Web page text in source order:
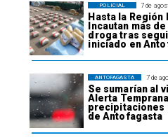
7 de
Hasta la
Incautan más
droga tras
iniciado en
POLICIAL
7 de
Se sumarían al
Alerta
precipitaciones
de Antofagasta
ANTOFAGASTA